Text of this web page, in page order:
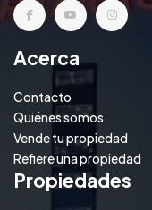
Acerca
Contacto
Quiénes somos
Vende tu propiedad
Refiere una propiedad
Propiedades